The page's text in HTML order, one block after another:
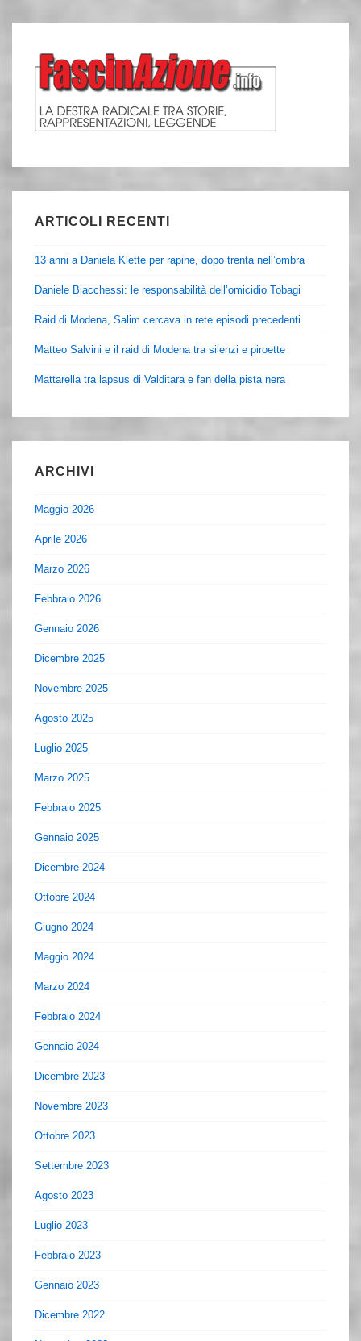
ARTICOLI RECENTI
13 anni a Daniela Klette per rapine, dopo trenta nell’ombra
Daniele Biacchessi: le responsabilità dell’omicidio Tobagi
Raid di Modena, Salim cercava in rete episodi precedenti
Matteo Salvini e il raid di Modena tra silenzi e piroette
Mattarella tra lapsus di Valditara e fan della pista nera
ARCHIVI
Maggio 2026
Aprile 2026
Marzo 2026
Febbraio 2026
Gennaio 2026
Dicembre 2025
Novembre 2025
Agosto 2025
Luglio 2025
Marzo 2025
Febbraio 2025
Gennaio 2025
Dicembre 2024
Ottobre 2024
Giugno 2024
Maggio 2024
Marzo 2024
Febbraio 2024
Gennaio 2024
Dicembre 2023
Novembre 2023
Ottobre 2023
Settembre 2023
Agosto 2023
Luglio 2023
Febbraio 2023
Gennaio 2023
Dicembre 2022